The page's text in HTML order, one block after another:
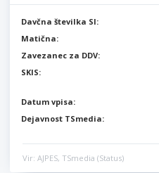
Davčna številka SI:
Matična:
Zavezanec za DDV:
SKIS:
Datum vpisa:
Dejavnost TSmedia:
Vir: AJPES, TSmedia (Status)